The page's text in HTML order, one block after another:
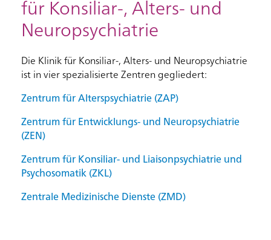
für Konsiliar-, Alters- und
Neuropsychiatrie
Die Klinik für Konsiliar-, Alters- und Neuropsychiatrie
ist in vier spezialisierte Zentren gegliedert:
Zentrum für Alterspsychiatrie (ZAP)
Zentrum für Entwicklungs- und Neuropsychiatrie
(ZEN)
Zentrum für Konsiliar- und Liaisonpsychiatrie und
Psychosomatik (ZKL)
Zentrale Medizinische Dienste (ZMD)